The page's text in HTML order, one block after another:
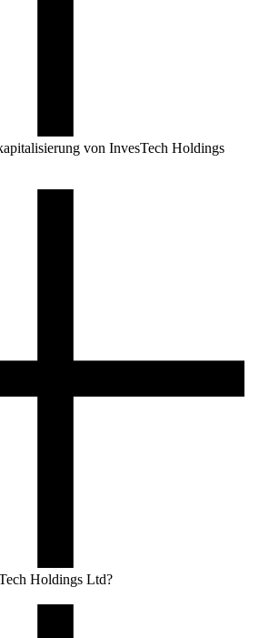
von InvesTech Holdings
Holdings Ltd?